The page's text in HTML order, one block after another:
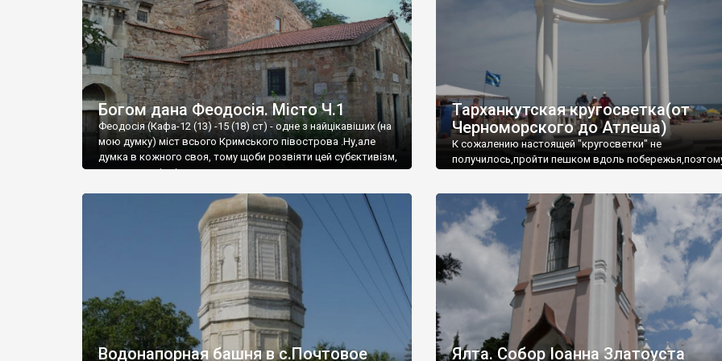
Богом дана Феодосія. Місто Ч.1
Феодосія (Кафа-12 (13) -15 (18) ст) - одне з найцікавіших (на
мою думку) міст всього Кримського півострова .Ну,але
думка в кожного своя, тому щоби розвіяти цей субєктивізм,
запрошую відвідати це
Тарханкутская кругосветка(от
Черноморского до Атлеша)
К сожалению настоящей "кругосветки" не
получилось,пройти пешком вдоль
Водонапорная башня в с.Почтовое Ялта. Собор Іоанна Златоуста